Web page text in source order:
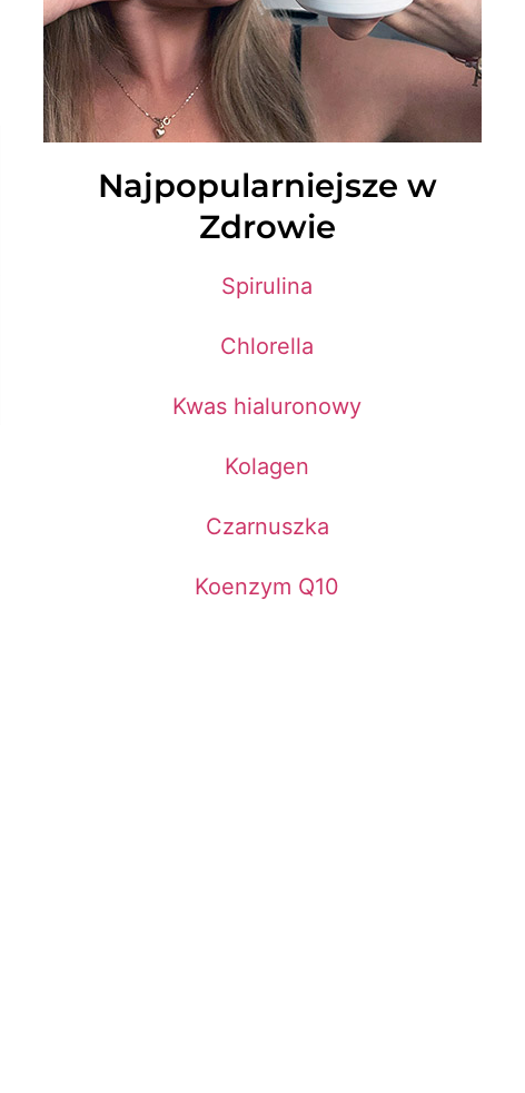
Najpopularniejsze w
Zdrowie
Spirulina
Chlorella
Kwas hialuronowy
Kolagen
Czarnuszka
Koenzym Q10